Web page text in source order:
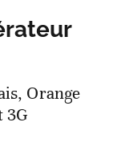
Orange
3G